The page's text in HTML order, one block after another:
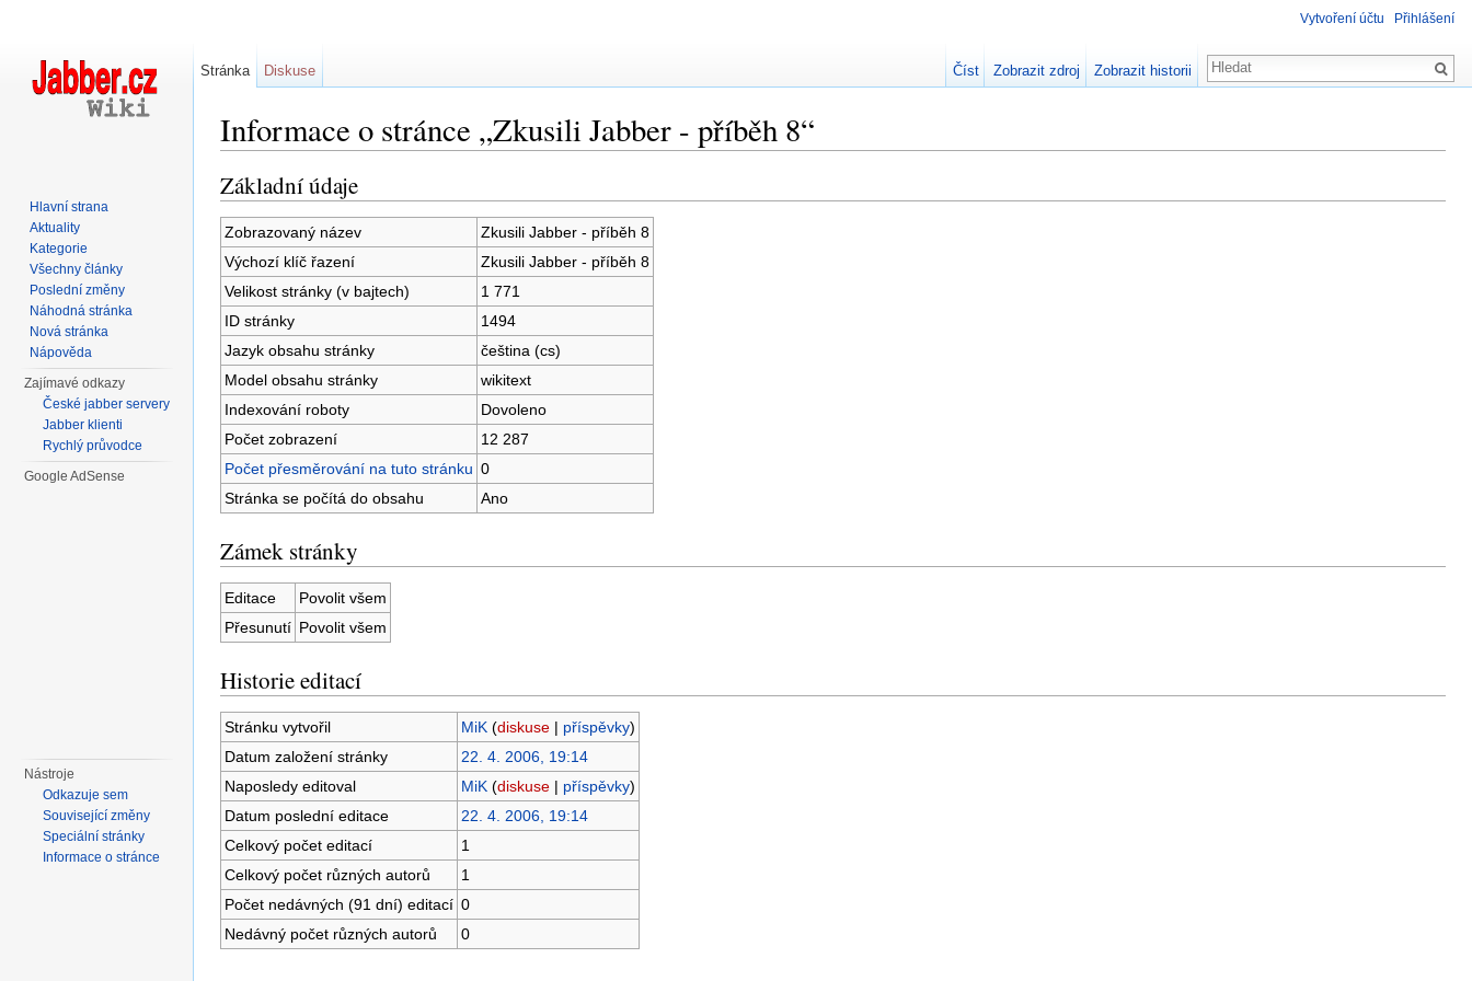
Informace o stránce „Zkusili Jabber - příběh 8“
Základní údaje
Zobrazovaný název
Zkusili Jabber - příběh 8
Výchozí klíč řazení
Zkusili Jabber - příběh 8
Velikost stránky (v bajtech)
1 771
ID stránky
1494
Jazyk obsahu stránky
čeština (cs)
Model obsahu stránky
wikitext
Indexování roboty
Dovoleno
Počet zobrazení
12 287
Počet přesměrování na tuto stránku 0
Stránka se počítá do obsahu
Ano
Zámek stránky
Editace
Povolit všem
Přesunutí Povolit všem
Historie editací
Stránku vytvořil MiK (diskuse| příspěvky)
Datum založení stránky
22. 4. 2006, 19:14
Naposledy editoval
MiK (diskuse| příspěvky)
Datum poslední editace
22. 4. 2006, 19:14
Celkový počet editací
1
Celkový počet různých autorů
1
Počet nedávných (91 dní) editací 0
Nedávný počet různých autorů
0
Vytvoření účtu Přihlášení
Stránka Diskuse Číst Zobrazit zdroj Zobrazit historii
Hlavní strana
Aktuality
Kategorie
Všechny články
Poslední změny
Náhodná stránka
Nová stránka
Nápověda
Zajímavé odkazy
České jabber servery
Jabber klienti
Rychlý průvodce
Google AdSense
Nástroje
Odkazuje sem
Související změny
Speciální stránky
Informace o stránce